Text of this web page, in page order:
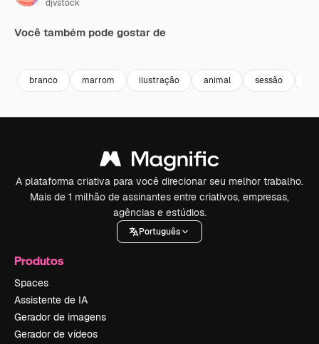
djvstock
Você também pode gostar de
branco marrom ilustração animal sessão
A plataforma criativa para você direcionar seu melhor trabalho.
Mais de 1 milhão de assinantes entre criativos, empresas,
agências e estúdios.
Português
Produtos
Spaces
Assistente de IA
Gerador de imagens
Gerador de vídeos